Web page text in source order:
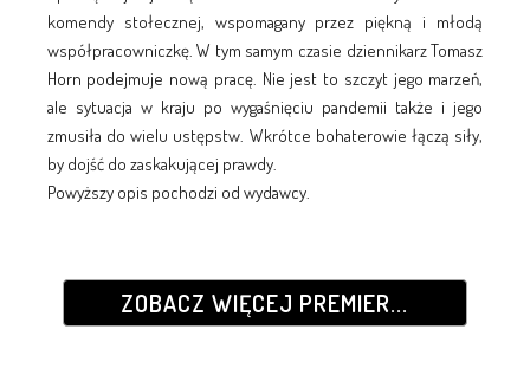
komendy stołecznej, wspomagany przez piękną i młodą
współpracowniczkę. W tym samym czasie dziennikarz Tomasz
Horn podejmuje nową pracę. Nie jest to szczyt jego marzeń,
ale sytuacja w kraju po wygaśnięciu pandemii także i jego
zmusiła do wielu ustępstw. Wkrótce bohaterowie łączą siły,
by dojść do zaskakującej prawdy.
Powyższy opis pochodzi od wydawcy.
ZOBACZ WIĘCEJ PREMIER...